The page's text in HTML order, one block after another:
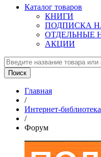
Каталог товаров
КНИГИ
ПОДПИСКА
ОТДЕЛЬНЫЕ
АКЦИИ
Главная
/
Интернет-библиотека
/
Форум